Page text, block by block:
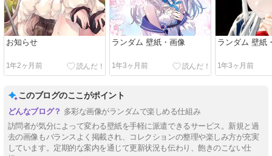
お知らせ
1年2ヶ月前
ランダム 壁紙・画像
1年3ヶ月前
ランダム 壁紙
1年3ヶ月前
このブログのここがポイント
多彩な画像がランダムで楽しめる仕組み
訪問者が気分によって変わる壁紙を手軽に派遣できるサービス。新規と過
去の画像もバランスよく掲載され、コレクションの整理や楽しみ方が充実
しています。定期的な案内を通じて更新状況も伝わり、飽きのこない仕